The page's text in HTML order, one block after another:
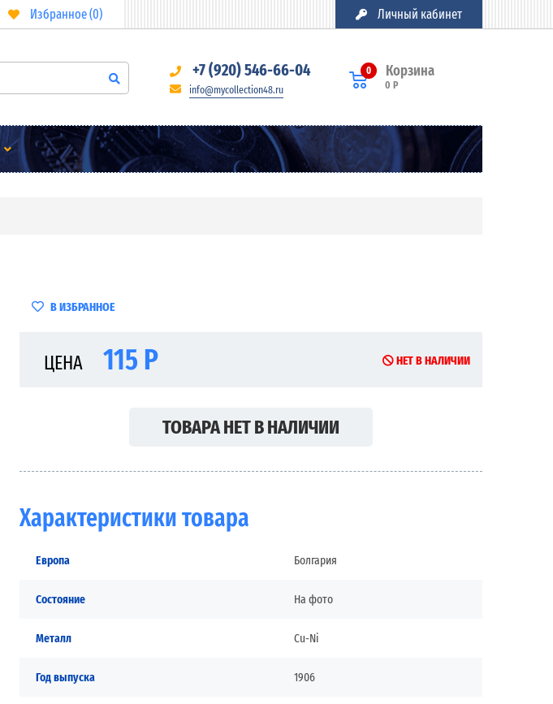
Избранное (0) Личный кабинет
+7 (920) 546-66-04
info@mycollection48.ru
Корзина
0
0 Р
В ИЗБРАННОЕ
ЦЕНА 115 Р НЕТ В НАЛИЧИИ
ТОВАРА НЕТ В НАЛИЧИИ
Характеристики товара
Европа Болгария
Состояние На фото
Металл Cu-Ni
Год выпуска 1906